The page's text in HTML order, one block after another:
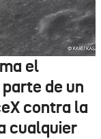
el
de un
contra la
cualquier